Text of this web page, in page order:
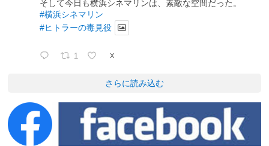
そして今日も横浜シネマリンは、素敵な空間だった。
#横浜シネマリン
#ヒトラーの毒見役
1 X
さらに読み込む